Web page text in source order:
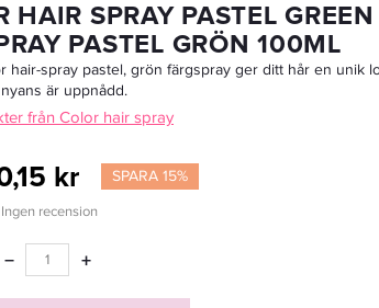
HAIR SPRAY PASTEL
PASTEL GRÖN 100ML
hair-spray pastel, grön färgspray ger ditt hår en unik
är uppnådd.
från Color hair spray
kr SPARA 15%
Ingen recension
+
−